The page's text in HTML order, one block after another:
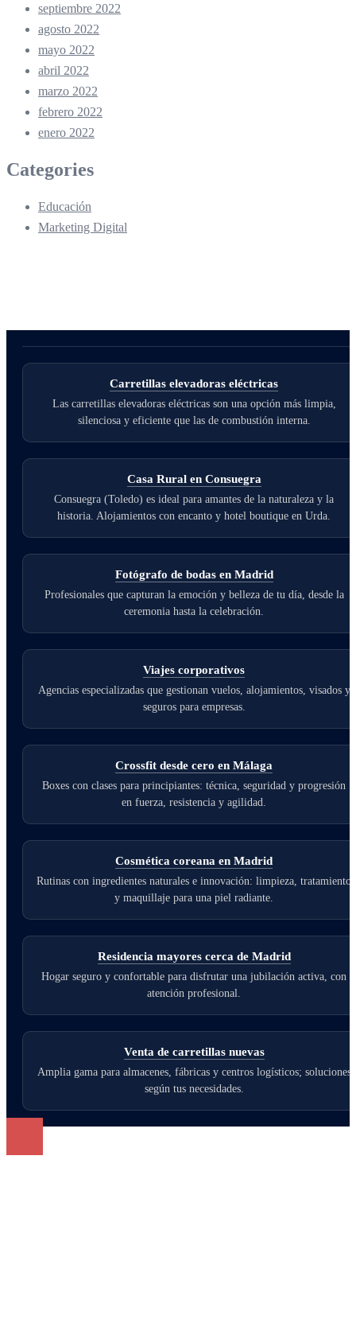
septiembre 2022
agosto 2022
mayo 2022
abril 2022
marzo 2022
febrero 2022
enero 2022
Categories
Educación
Marketing Digital
Carretillas elevadoras eléctricas
Las carretillas elevadoras eléctricas son una opción más limpia,
silenciosa y eficiente que las de combustión interna.
Casa Rural en Consuegra
Consuegra (Toledo) es ideal para amantes de la naturaleza y la
historia. Alojamientos con encanto y hotel boutique en Urda.
Fotógrafo de bodas en Madrid
Profesionales que capturan la emoción y belleza de tu día, desde la
ceremonia hasta la celebración.
Viajes corporativos
Agencias especializadas que gestionan vuelos, alojamientos, visados y
seguros para empresas.
Crossfit desde cero en Málaga
Boxes con clases para principiantes: técnica, seguridad y progresión
en fuerza, resistencia y agilidad.
Cosmética coreana en Madrid
Rutinas con ingredientes naturales e innovación: limpieza, tratamiento
y maquillaje para una piel radiante.
Residencia mayores cerca de Madrid
Hogar seguro y confortable para disfrutar una jubilación activa, con
atención profesional.
Venta de carretillas nuevas
Amplia gama para almacenes, fábricas y centros logísticos; soluciones
según tus necesidades.